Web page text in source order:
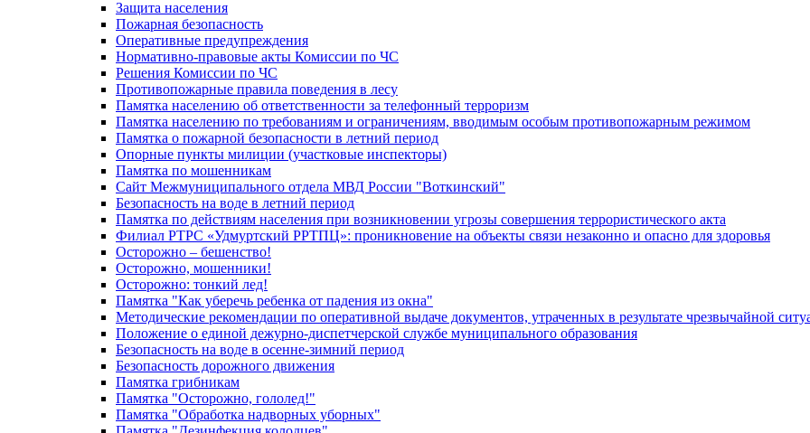
Защита населения
Пожарная безопасность
Оперативные предупреждения
Нормативно-правовые акты Комиссии по ЧС
Решения Комиссии по ЧС
Противопожарные правила поведения в лесу
Памятка населению об ответственности за телефонный терроризм
Памятка населению по требованиям и ограничениям, вводимым особым противопожарным режимом
Памятка о пожарной безопасности в летний период
Опорные пункты милиции (участковые инспекторы)
Памятка по мошенникам
Сайт Межмуниципального отдела МВД России "Воткинский"
Безопасность на воде в летний период
Памятка по действиям населения при возникновении угрозы совершения террористического акта
Филиал РТРС «Удмуртский РРТПЦ»: проникновение на объекты связи незаконно и опасно для здоровья
Осторожно – бешенство!
Осторожно, мошенники!
Осторожно: тонкий лед!
Памятка "Как уберечь ребенка от падения из окна"
Методические рекомендации по оперативной выдаче документов, утраченных в результате чрезвычайной
Положение о единой дежурно-диспетчерской службе муниципального образования
Безопасность на воде в осенне-зимний период
Безопасность дорожного движения
Памятка грибникам
Памятка "Осторожно, гололед!"
Памятка "Обработка надворных уборных"